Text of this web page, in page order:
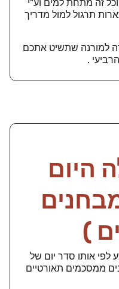
זה מתחת למים וע"י
תרגול למול מדריך
למורנה שתשיט אתכם
.
היום
)
לפי אותו סדר יום של
ממסכמים תאורטיים